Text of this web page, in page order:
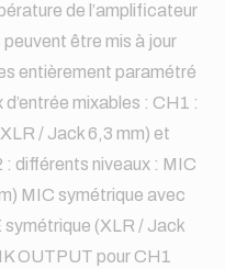
de l’amplificateur
être mis à jour
entièrement paramétré
mixables : CH1 :
/ Jack 6,3 mm) et
différents niveaux : MIC
MIC symétrique avec
(XLR / Jack
OUTPUT pour CH1